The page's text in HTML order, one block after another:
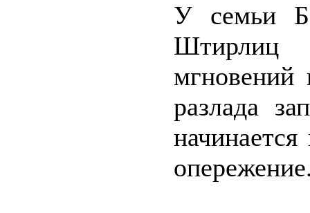
У семьи
Штирлиц
мгновений
разлада